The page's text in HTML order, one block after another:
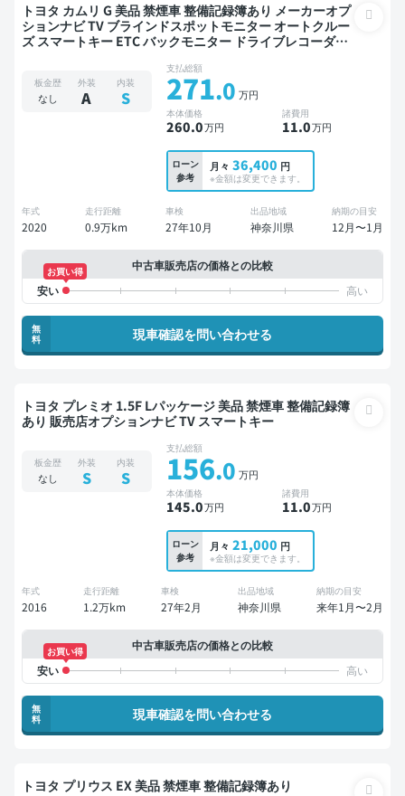
トヨタ カムリ G 美品 禁煙車 整備記録簿あり メーカーオプ
ションナビ TV ブラインドスポットモニター オートクルー
ズ スマートキー ETC バックモニター ドライブレコーダー
板金歴
なし
外装
A
内装
S
支払総額
271.0 万円
本体価格
260.0万円
諸費用
11.0万円
ローン
参考
月々 36,400 円
※金額は変更できます。
年式
2020
走行距離
0.9万km
車検
27年10月
出品地域
神奈川県
納期の目安
12月〜1月
中古車販売店の価格との比較
お買い得
無
料
現車確認を問い合わせる
トヨタ プレミオ 1.5F Lパッケージ 美品 禁煙車 整備記録簿
あり 販売店オプションナビ TV スマートキー
板金歴
なし
外装
S
内装
S
支払総額
156.0 万円
本体価格
145.0万円
諸費用
11.0万円
ローン
参考
月々 21,000 円
※金額は変更できます。
年式
2016
走行距離
1.2万km
車検
27年2月
出品地域
神奈川県
納期の目安
来年1月〜2月
中古車販売店の価格との比較
お買い得
無
料
現車確認を問い合わせる
トヨタ プリウス EX 美品 禁煙車 整備記録簿あり